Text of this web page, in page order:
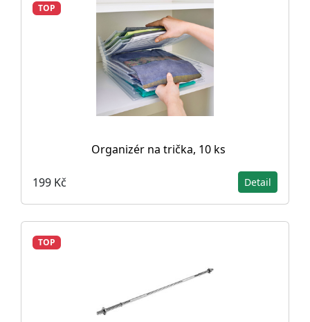
TOP
Organizér na trička, 10 ks
199 Kč Detail
TOP